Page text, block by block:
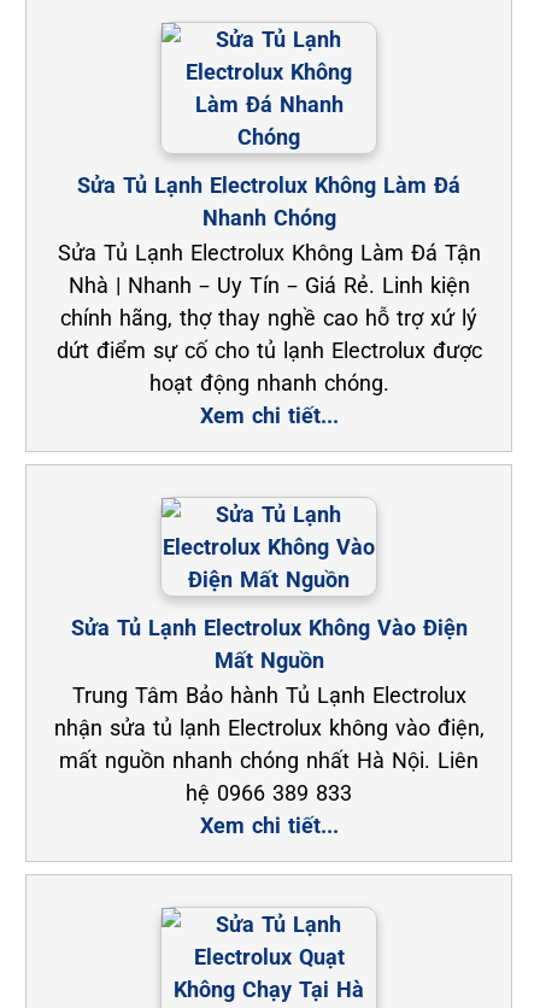
Sửa Tủ Lạnh Electrolux Không Làm Đá
Nhanh Chóng
Sửa Tủ Lạnh Electrolux Không Làm Đá Tận
Nhà | Nhanh – Uy Tín – Giá Rẻ. Linh kiện
chính hãng, thợ thay nghề cao hỗ trợ xứ lý
dứt điểm sự cố cho tủ lạnh Electrolux được
hoạt động nhanh chóng.
Xem chi tiết...
Sửa Tủ Lạnh Electrolux Không Vào Điện
Mất Nguồn
Trung Tâm Bảo hành Tủ Lạnh Electrolux
nhận sửa tủ lạnh Electrolux không vào điện,
mất nguồn nhanh chóng nhất Hà Nội. Liên
hệ 0966 389 833
Xem chi tiết...